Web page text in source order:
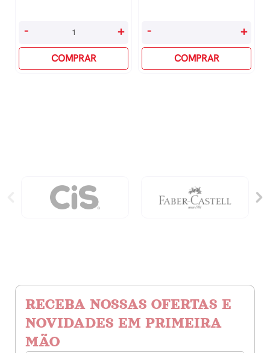
DicionÁrio
quantidade
- +
COMPRAR
Password
Dictionary
For
- +
COMPRAR
RECEBA NOSSAS OFERTAS E
NOVIDADES EM PRIMEIRA
MÃO